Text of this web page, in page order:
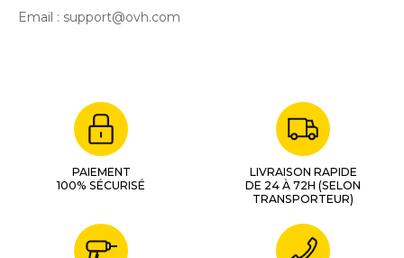
Email : support@ovh.com
PAIEMENT
100% SÉCURISÉ
LIVRAISON RAPIDE
DE 24 À 72H (SELON
TRANSPORTEUR)